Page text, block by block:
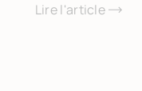
Lire l'article